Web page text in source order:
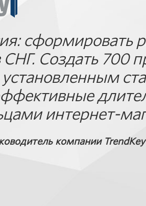
сформировать
СНГ. Создать 700
интернет-
компании TrendKey